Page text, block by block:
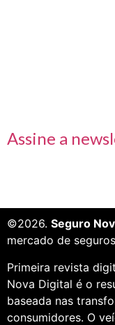
Assine a
©2026. Seguro
mercado de
Primeira revista
Nova Digital é o
baseada nas
consumidores. O